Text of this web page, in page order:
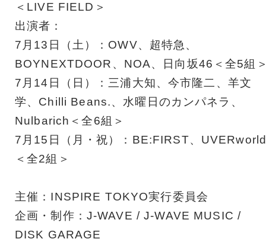
＜LIVE FIELD＞
出演者：
7月13日（土）：OWV、超特急、
BOYNEXTDOOR、NOA、日向坂46＜全5組
7月14日（日）：三浦大知、今市隆二、羊文
学、Chilli Beans.、水曜日のカンパネラ、
Nulbarich＜全6組＞
7月15日（月・祝）：BE:FIRST、
＜全2組＞
主催：INSPIRE TOKYO実行委員会
企画・制作：J-WAVE / J-WAVE MUSIC /
DISK GARAGE